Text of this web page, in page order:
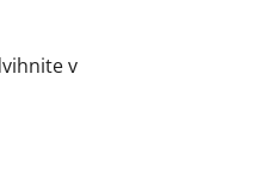
v